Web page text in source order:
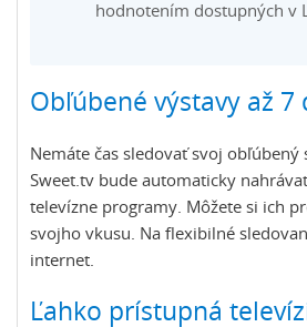
hodnotením dostupných v
Obľúbené výstavy až 7
Nemáte čas sledovať svoj obľúbený
Sweet.tv bude automaticky
televízne programy. Môžete si ich
svojho vkusu. Na flexibilné
internet.
Ľahko prístupná